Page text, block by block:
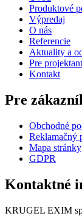
Produktové
Výpredaj
O nás
Referencie
Aktuality a
Pre
Kontakt
Pre
Obchodné
Reklamačný
Mapa stránky
GDPR
Kontaktné
KRUGEL EXIM